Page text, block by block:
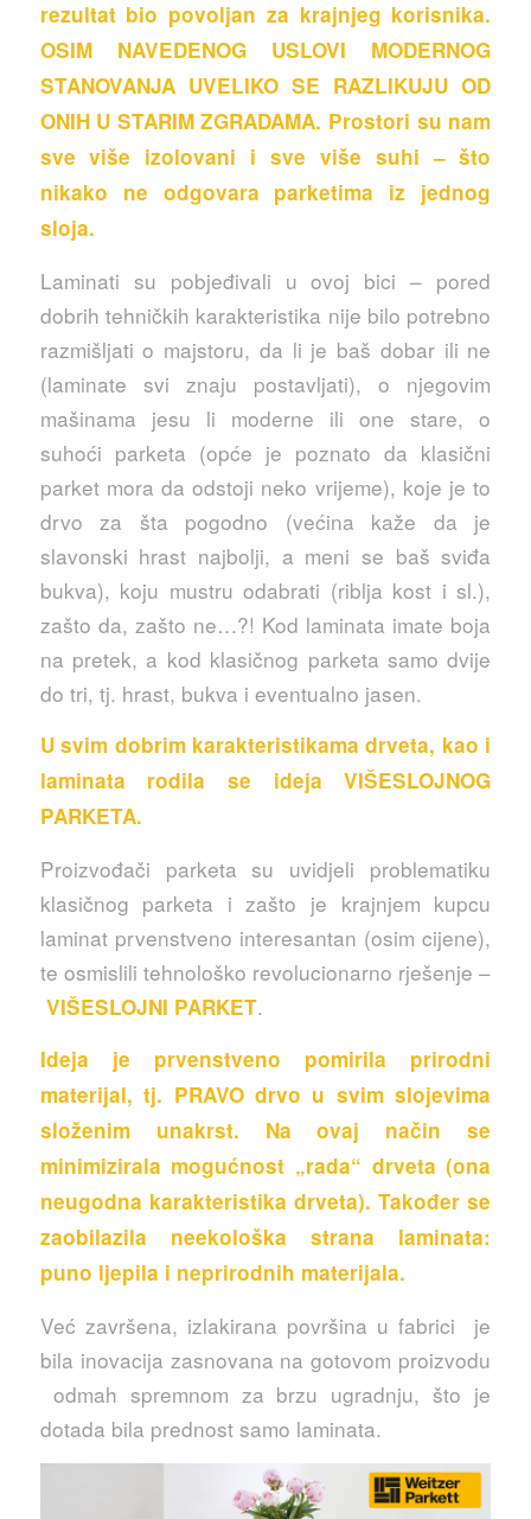
rezultat bio povoljan za krajnjeg korisnika.
OSIM NAVEDENOG USLOVI MODERNOG
STANOVANJA UVELIKO SE RAZLIKUJU OD
ONIH U STARIM ZGRADAMA. Prostori su nam
sve više izolovani i sve više suhi – što
nikako ne odgovara parketima iz jednog
sloja.
Laminati su pobjeđivali u ovoj bici – pored
dobrih tehničkih karakteristika nije bilo potrebno
razmišljati o majstoru, da li je baš dobar ili ne
(laminate svi znaju postavljati), o njegovim
mašinama jesu li moderne ili one stare, o
suhoći parketa (opće je poznato da klasični
parket mora da odstoji neko vrijeme), koje je to
drvo za šta pogodno (većina kaže da je
slavonski hrast najbolji, a meni se baš sviđa
bukva), koju mustru odabrati (riblja kost i sl.),
zašto da, zašto ne…?! Kod laminata imate boja
na pretek, a kod klasičnog parketa samo dvije
do tri, tj. hrast, bukva i eventualno jasen.
U svim dobrim karakteristikama drveta, kao i
laminata rodila se ideja VIŠESLOJNOG
PARKETA.
Proizvođači parketa su uvidjeli problematiku
klasičnog parketa i zašto je krajnjem kupcu
laminat prvenstveno interesantan (osim cijene),
te osmislili tehnološko revolucionarno rješenje –
VIŠESLOJNI PARKET.
Ideja je prvenstveno pomirila prirodni
materijal, tj. PRAVO drvo u svim slojevima
složenim unakrst. Na ovaj način se
minimizirala mogućnost „rada“ drveta (ona
neugodna karakteristika drveta). Također se
zaobilazila neekološka strana laminata:
puno ljepila i neprirodnih materijala.
Već završena, izlakirana površina u fabrici je
bila inovacija zasnovana na gotovom proizvodu
odmah spremnom za brzu ugradnju, što je
dotada bila prednost samo laminata.